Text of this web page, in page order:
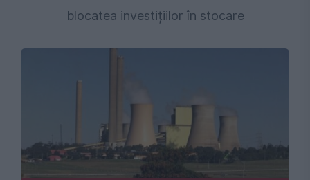
blocatea investițiilor în stocare